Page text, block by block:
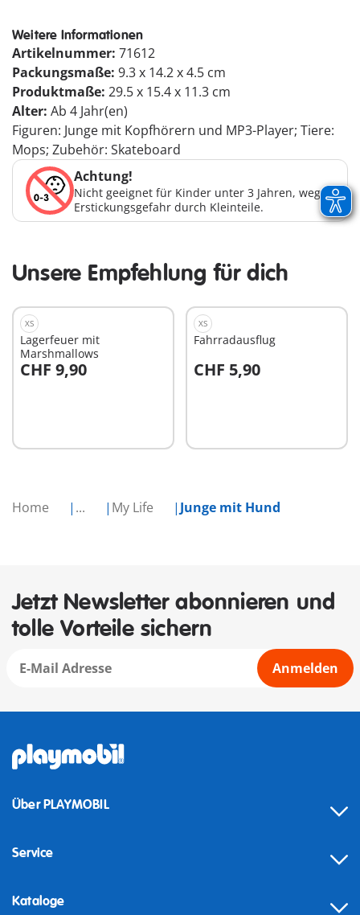
Home ... My Life Junge mit Hund
Weitere Informationen
Artikelnummer: 71612
Packungsmaße: 9.3 x 14.2 x 4.5 cm
Produktmaße: 29.5 x 15.4 x 11.3 cm
Alter: Ab 4 Jahr(en)
Figuren: Junge mit Kopfhörern und MP3-Player; Tiere:
Mops; Zubehör: Skateboard
Achtung!
Nicht geeignet für Kinder unter 3 Jahren, wegen
Erstickungsgefahr durch Kleinteile.
Unsere Empfehlung für dich
XS
Lagerfeuer mit
Marshmallows
CHF 9,90
In den Warenkorb
XS
Fahrradausflug
CHF 5,90
In den Warenkorb
Jetzt Newsletter abonnieren und
tolle Vorteile sichern
Anmelden
Über PLAYMOBIL
Service
Kataloge